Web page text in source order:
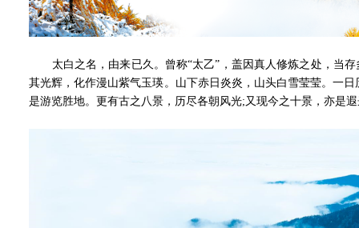
太白之名，由来已久。曾称“太乙”，盖因真人修炼之处，当存
其光辉，化作漫山紫气玉瑛。山下赤日炎炎，山头白雪莹莹。一
是游览胜地。更有古之八景，历尽各朝风光;又现今之十景，亦是